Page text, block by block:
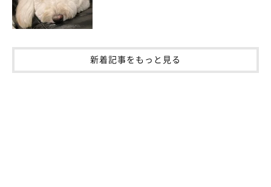
お話を伺った先生／野矢雅彦先生（ノヤ動物病院院長）
参考／「いぬのきもち」2024年7月号『愛犬を身近な虫の害から
守ろう 徹底攻略！犬を咬む虫・刺す虫』
新着記事をもっと見る